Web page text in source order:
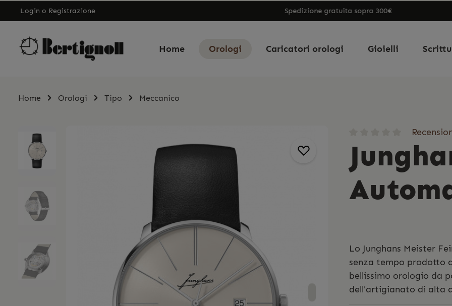
Login o Registrazione Spedizione gratuita sopra 300€
Home Orologi Caricatori orologi Gioielli
Home Orologi Tipo Meccanico
Lo Junghans Meister
senza tempo prodotto
bellissimo orologio da
dell'artigianato di alta